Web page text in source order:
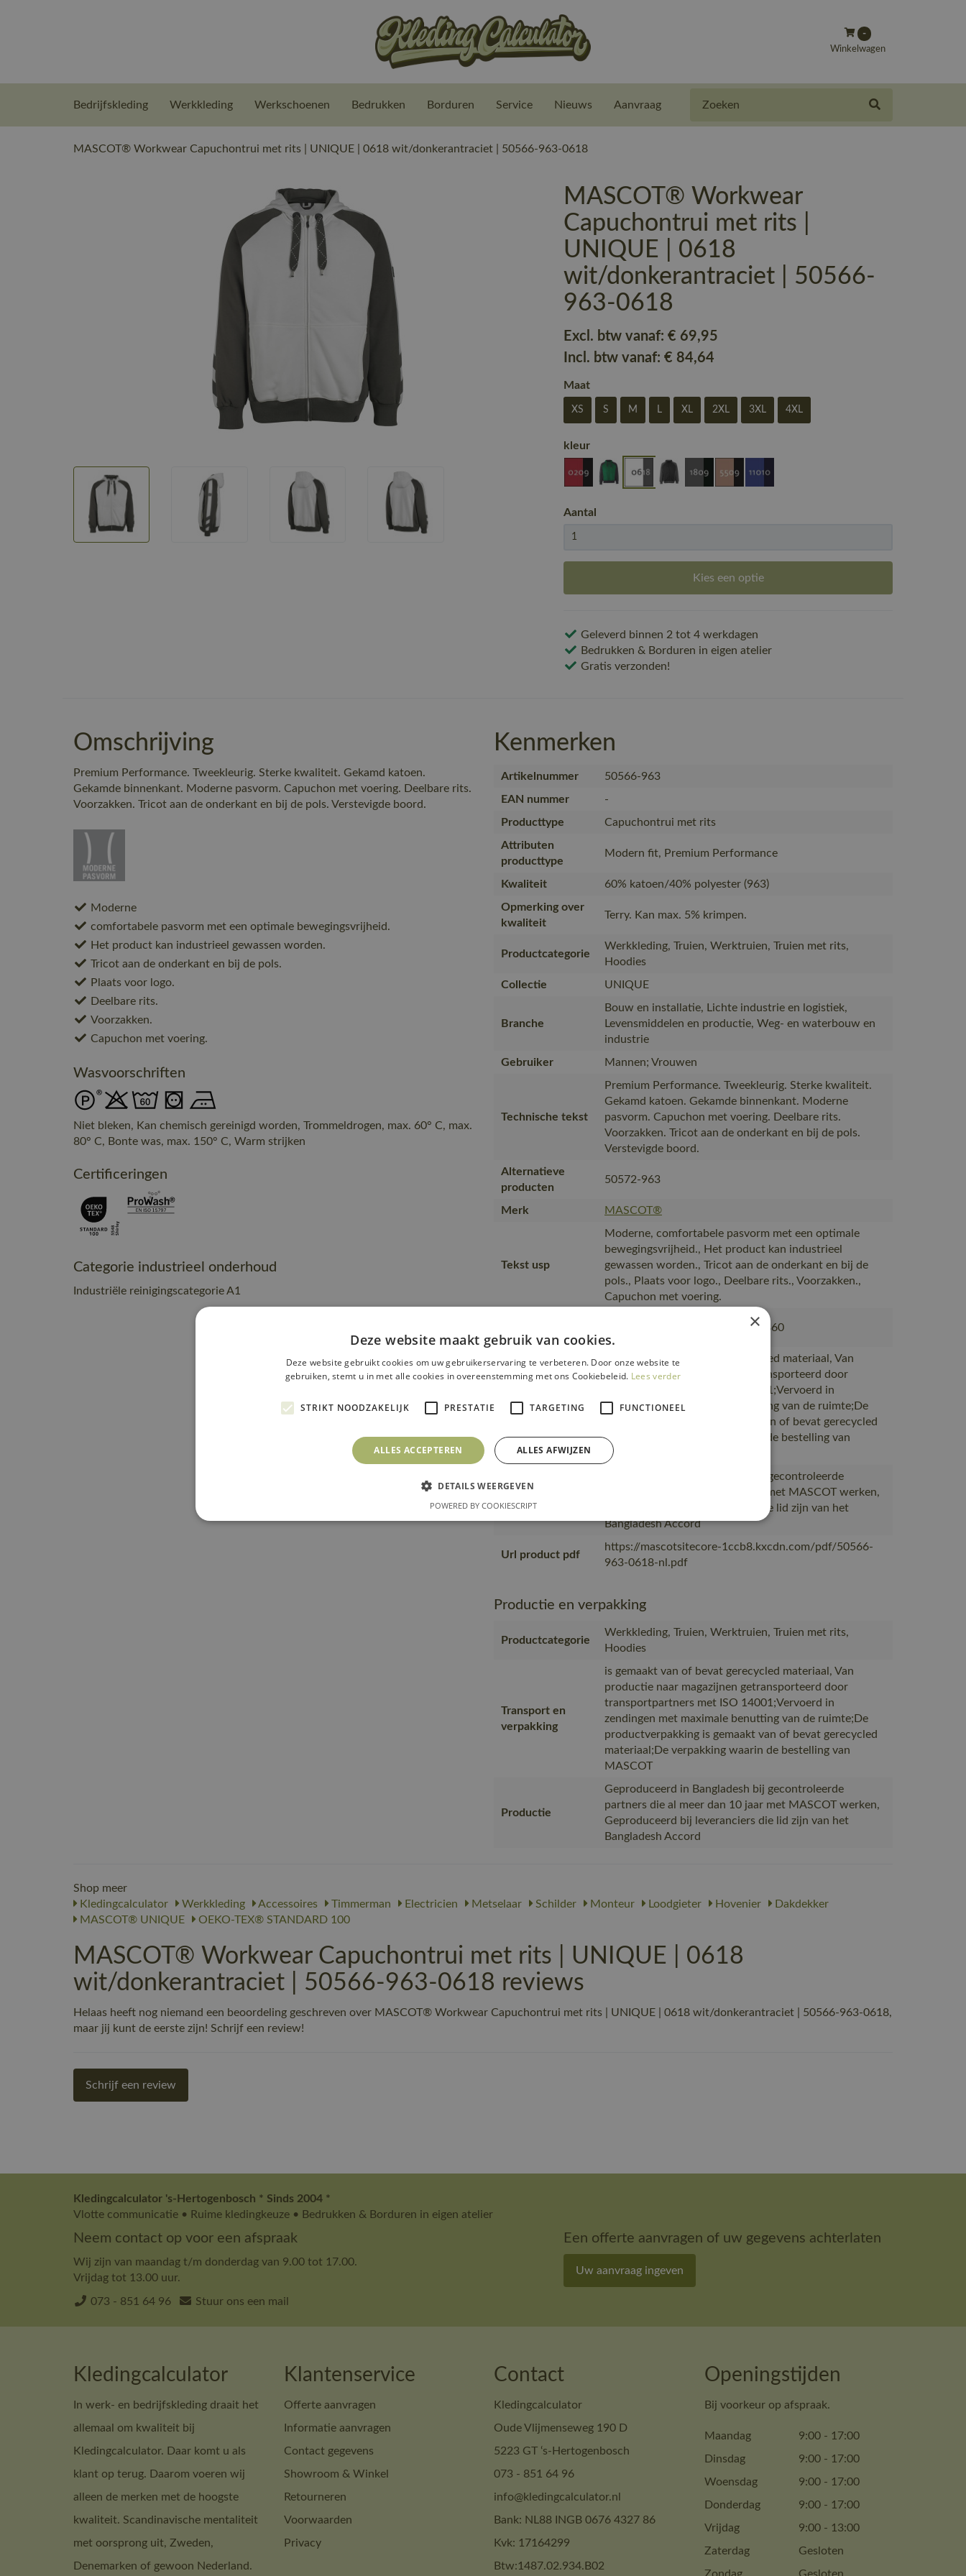
-
Winkelwagen
Bedrijfskleding Werkkleding Werkschoenen Bedrukken Borduren Service Nieuws Aanvraag
MASCOT® Workwear Capuchontrui met rits | UNIQUE | 0618 wit/donkerantraciet | 50566-963-0618
MASCOT® Workwear
Capuchontrui met rits |
UNIQUE | 0618
wit/donkerantraciet | 50566-
963-0618
Excl. btw vanaf:€ 69,95
Incl. btw vanaf:€ 84,64
Maat
XS S M L XL 2XL 3XL 4XL
kleur
Aantal
Kies een optie
Geleverd binnen 2 tot 4 werkdagen
Bedrukken & Borduren in eigen atelier
Gratis verzonden!
Omschrijving
Premium Performance. Tweekleurig. Sterke kwaliteit. Gekamd katoen.
Gekamde binnenkant. Moderne pasvorm. Capuchon met voering. Deelbare rits.
Voorzakken. Tricot aan de onderkant en bij de pols. Verstevigde boord.
Moderne
comfortabele pasvorm met een optimale bewegingsvrijheid.
Het product kan industrieel gewassen worden.
Tricot aan de onderkant en bij de pols.
Plaats voor logo.
Deelbare rits.
Voorzakken.
Capuchon met voering.
Wasvoorschriften
Niet bleken, Kan chemisch gereinigd worden, Trommeldrogen, max. 60° C, max.
80° C, Bonte was, max. 150° C, Warm strijken
Certificeringen
Categorie industrieel onderhoud
Industriële reinigingscategorie A1
Kenmerken
Artikelnummer
50566-963
EAN nummer
-
Producttype
Capuchontrui met rits
Attributen
producttype
Modern fit, Premium Performance
Kwaliteit
60% katoen/40% polyester (963)
Opmerking over
kwaliteit
Terry. Kan max. 5% krimpen.
Productcategorie
Werkkleding, Truien, Werktruien, Truien met rits,
Hoodies
Collectie
UNIQUE
Branche
Bouw en installatie, Lichte industrie en logistiek,
Levensmiddelen en productie, Weg- en waterbouw en
industrie
Gebruiker
Mannen; Vrouwen
Technische tekst
Premium Performance. Tweekleurig. Sterke kwaliteit.
Gekamd katoen. Gekamde binnenkant. Moderne
pasvorm. Capuchon met voering. Deelbare rits.
Voorzakken. Tricot aan de onderkant en bij de pols.
Verstevigde boord.
Alternatieve
producten
50572-963
Merk MASCOT®
Tekst usp
Moderne, comfortabele pasvorm met een optimale
bewegingsvrijheid., Het product kan industrieel
gewassen worden., Tricot aan de onderkant en bij de
pols., Plaats voor logo., Deelbare rits., Voorzakken.,
Capuchon met voering.
accessories
18050-802, 50602-010, 50143-860
verpakking
is gemaakt van of bevat gerecycled materiaal, Van
productie naar magazijnen getransporteerd door
transportpartners met ISO 14001;Vervoerd in
zendingen met maximale benutting van de ruimte;De
productverpakking is gemaakt van of bevat gerecycled
materiaal;De verpakking waarin de bestelling van
MASCOT
Geproduceerd in Bangladesh bij gecontroleerde
partners die al meer dan 10 jaar met MASCOT werken,
Geproduceerd bij leveranciers die lid zijn van het
Bangladesh Accord
Url product pdf
https://mascotsitecore-1ccb8.kxcdn.com/pdf/50566-
963-0618-nl.pdf
Productie en verpakking
Productcategorie
Werkkleding, Truien, Werktruien, Truien met rits,
Hoodies
Transport en
verpakking
is gemaakt van of bevat gerecycled materiaal, Van
productie naar magazijnen getransporteerd door
transportpartners met ISO 14001;Vervoerd in
zendingen met maximale benutting van de ruimte;De
productverpakking is gemaakt van of bevat gerecycled
materiaal;De verpakking waarin de bestelling van
MASCOT
Productie
Geproduceerd in Bangladesh bij gecontroleerde
partners die al meer dan 10 jaar met MASCOT werken,
Geproduceerd bij leveranciers die lid zijn van het
Bangladesh Accord
Shop meer
Kledingcalculator
Werkkleding Accessoires Timmerman Electricien Metselaar Schilder Monteur Loodgieter Hovenier
Dakdekker
MASCOT® UNIQUE
OEKO-TEX® STANDARD 100
MASCOT® Workwear Capuchontrui met rits | UNIQUE | 0618
wit/donkerantraciet | 50566-963-0618 reviews
Helaas heeft nog niemand een beoordeling geschreven over MASCOT® Workwear Capuchontrui met rits | UNIQUE | 0618 wit/donkerantraciet | 50566-963-0618,
maar jij kunt de eerste zijn! Schrijf een review!
Schrijf een review
Kledingcalculator 's-Hertogenbosch * Sinds 2004 *
Vlotte communicatie • Ruime kledingkeuze • Bedrukken & Borduren in eigen atelier
Neem contact op voor een afspraak
Wij zijn van maandag t/m donderdag van 9.00 tot 17.00.
Vrijdag tot 13.00 uur.
073 - 851 64 96 Stuur ons een mail
Een offerte aanvragen of uw gegevens achterlaten
Uw aanvraag ingeven
Kledingcalculator
In werk- en bedrijfskleding draait het
allemaal om kwaliteit bij
Kledingcalculator. Daar komt u als
klant op terug. Daarom voeren wij
alleen de merken met de hoogste
kwaliteit. Scandinavische mentaliteit
met oorsprong uit, Zweden,
Denemarken of gewoon Nederland.
Klantenservice
Offerte aanvragen
Informatie aanvragen
Contact gegevens
Showroom & Winkel
Retourneren
Voorwaarden
Privacy
Contact
Kledingcalculator
Oude Vlijmenseweg 190 D
5223 GT ‘s-Hertogenbosch
073 - 851 64 96
info@kledingcalculator.nl
Bank: NL88 INGB 0676 4327 86
Kvk: 17164299
Btw:1487.02.934.B02
Openingstijden
Bij voorkeur op afspraak.
Maandag 9:00 - 17:00
Dinsdag
9:00 - 17:00
Woensdag
9:00 - 17:00
Donderdag
9:00 - 17:00
Vrijdag
9:00 - 13:00
Zaterdag
Gesloten
×
Deze website maakt gebruik van cookies.
Deze website gebruikt cookies om uw gebruikerservaring te verbeteren. Door onze website te
gebruiken, stemt u in met alle cookies in overeenstemming met ons Cookiebeleid. Lees verder
STRIKT NOODZAKELIJK PRESTATIE TARGETING FUNCTIONEEL
ALLES ACCEPTEREN ALLES AFWIJZEN
DETAILS WEERGEVEN
POWERED BY COOKIESCRIPT